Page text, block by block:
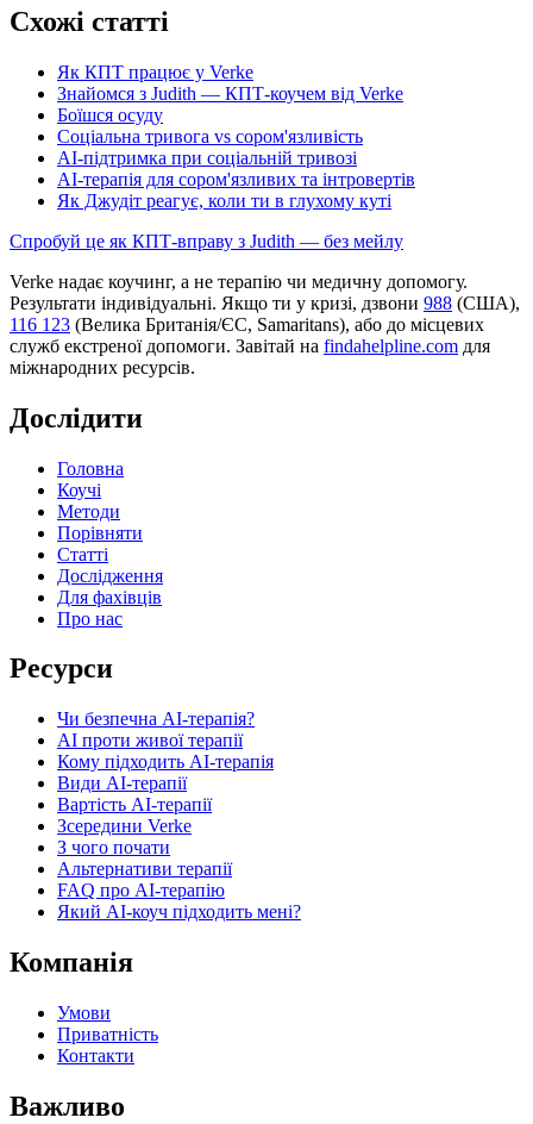
Схожі статті
Як КПТ працює у Verke
Знайомся з Judith — КПТ-коучем від Verke
Боїшся осуду
Соціальна тривога vs сором'язливість
AI-підтримка при соціальній тривозі
AI-терапія для сором'язливих та інтровертів
Як Джудіт реагує, коли ти в глухому куті
Спробуй це як КПТ-вправу з Judith — без мейлу
Verke надає коучинг, а не терапію чи медичну допомогу.
Результати індивідуальні. Якщо ти у кризі, дзвони 988 (США),
116 123 (Велика Британія/ЄС, Samaritans), або до місцевих
служб екстреної допомоги. Завітай на findahelpline.com для
міжнародних ресурсів.
Дослідити
Головна
Коучі
Методи
Порівняти
Статті
Дослідження
Для фахівців
Про нас
Ресурси
Чи безпечна AI-терапія?
AI проти живої терапії
Кому підходить AI-терапія
Види AI-терапії
Вартість AI-терапії
Зсередини Verke
З чого почати
Альтернативи терапії
FAQ про AI-терапію
Який AI-коуч підходить мені?
Компанія
Умови
Приватність
Контакти
Важливо